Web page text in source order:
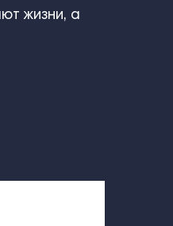
жизни, а